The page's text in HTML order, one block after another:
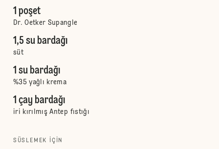
1 poşet
Dr. Oetker Supangle
1,5 su bardağı
süt
1 su bardağı
%35 yağlı krema
1 çay bardağı
iri kırılmış Antep fıstığı
SÜSLEMEK IÇIN